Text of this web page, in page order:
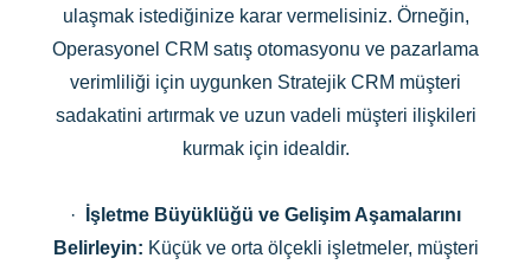
ulaşmak istediğinize karar vermelisiniz. Örneğin,
Operasyonel CRM satış otomasyonu ve pazarlama
verimliliği için uygunken Stratejik CRM müşteri
sadakatini artırmak ve uzun vadeli müşteri ilişkileri
kurmak için idealdir.
·
İşletme Büyüklüğü ve Gelişim Aşamalarını
Belirleyin: Küçük ve orta ölçekli işletmeler, müşteri